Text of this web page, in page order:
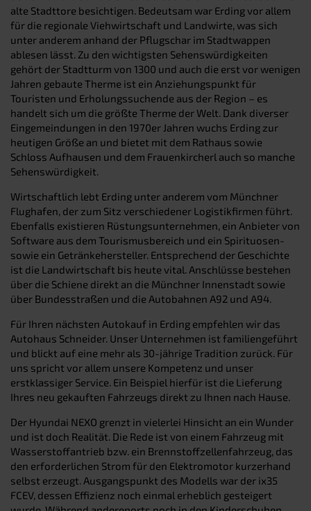
alte Stadttore besichtigen. Bedeutsam war Erding vor allem
für die regionale Viehwirtschaft und Landwirte, was sich
unter anderem anhand der Pflugschar im Stadtwappen
ablesen lässt. Zu den wichtigsten Sehenswürdigkeiten
gehört der Stadtturm von 1300 und auch die erst vor wenigen
Jahren gebaute Therme ist ein Anziehungspunkt für
Touristen und Erholungssuchende aus der Region – es
handelt sich um die größte Therme der Welt. Dank diverser
Eingemeindungen in den 1970er Jahren wuchs Erding zur
heutigen Größe an und bietet mit dem Rathaus sowie
Schloss Aufhausen und dem Frauenkircherl auch so manche
Sehenswürdigkeit.
Wirtschaftlich lebt Erding unter anderem vom Münchner
Flughafen, der zum Sitz verschiedener Logistikfirmen führt.
Ebenfalls existieren Rüstungsunternehmen, ein Anbieter von
Software aus dem Tourismusbereich und ein Spirituosen-
sowie ein Getränkehersteller. Entsprechend der Geschichte
ist die Landwirtschaft bis heute vital. Anschlüsse bestehen
über die Schiene direkt an die Münchner Innenstadt sowie
über Bundesstraßen und die Autobahnen A92 und A94.
Für Ihren nächsten Autokauf in Erding empfehlen wir das
Autohaus Schneider. Unser Unternehmen ist familiengeführt
und blickt auf eine mehr als 30-jährige Tradition zurück. Für
uns spricht vor allem unsere Kompetenz und unser
erstklassiger Service. Ein Beispiel hierfür ist die Lieferung
Ihres neu gekauften Fahrzeugs direkt zu Ihnen nach Hause.
Der Hyundai NEXO grenzt in vielerlei Hinsicht an ein Wunder
und ist doch Realität. Die Rede ist von einem Fahrzeug mit
Wasserstoffantrieb bzw. ein Brennstoffzellenfahrzeug, das
den erforderlichen Strom für den Elektromotor kurzerhand
selbst erzeugt. Ausgangspunkt des Modells war der ix35
FCEV, dessen Effizienz noch einmal erheblich gesteigert